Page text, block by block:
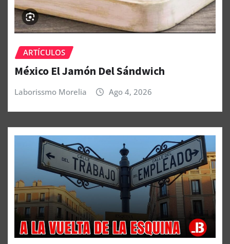
ARTÍCULOS
México El Jamón Del Sándwich
Laborissmo Morelia Ago 4, 2026